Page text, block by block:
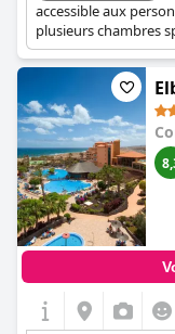
accessible aux
plusieurs chambres
disposent de salles
adaptées aux
des installations
en fauteuil roulant.